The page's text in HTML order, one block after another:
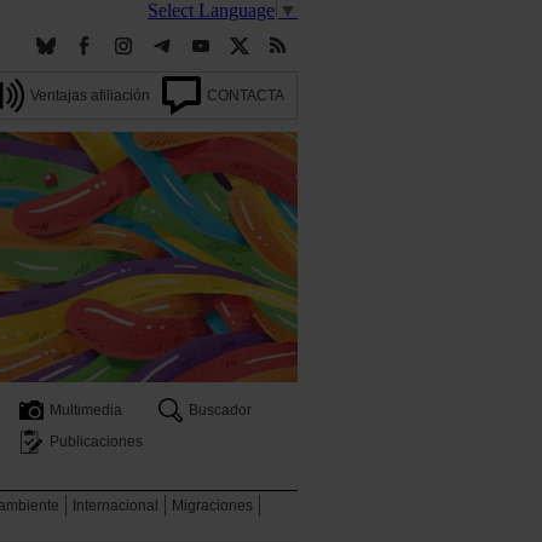
Select Language ▼
Ventajas afiliación CONTACTA
Multimedia
Buscador
Publicaciones
Internacional
Migraciones